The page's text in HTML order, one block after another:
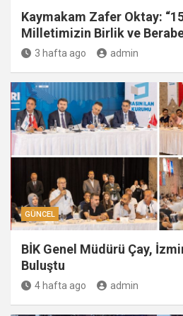
Kaymakam Zafer Oktay:
Milletimizin Birlik ve
3 hafta ago admin
GÜNCEL
BİK Genel Müdürü Çay,
Buluştu
4 hafta ago admin